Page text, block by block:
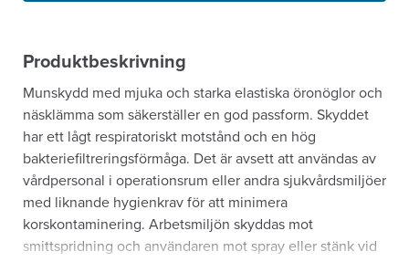
Produktbeskrivning
Munskydd med mjuka och starka elastiska öronöglor och
näsklämma som säkerställer en god passform. Skyddet
har ett lågt respiratoriskt motstånd och en hög
bakteriefiltreringsförmåga. Det är avsett att användas av
vårdpersonal i operationsrum eller andra sjukvårdsmiljöer
med liknande hygienkrav för att minimera
korskontaminering. Arbetsmiljön skyddas mot
smittspridning och användaren mot spray eller stänk vid